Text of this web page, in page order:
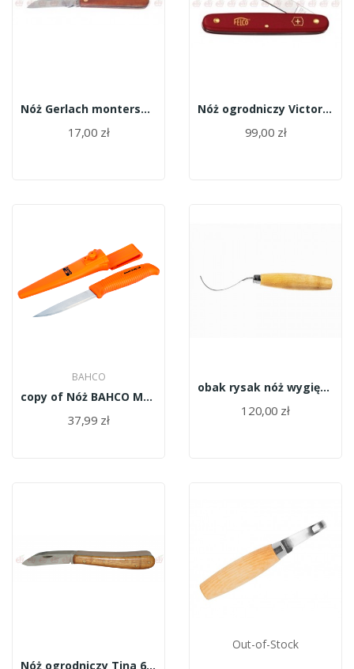
Nóż Gerlach monterski 332 ,300
17,00 zł
Nóż ogrodniczy Victorinox 3.9020
99,00 zł
BAHCO
copy of Nóż BAHCO Mora 2444
37,99 zł
obak rysak nóż wygięty do raków 163
120,00 zł
Nóż ogrodniczy Tina 670
Out-of-Stock